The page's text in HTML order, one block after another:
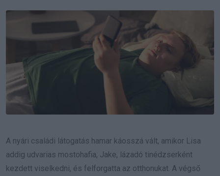
Email
A nyári családi látogatás hamar káosszá vált, amikor Lisa
addig udvarias mostohafia, Jake, lázadó tinédzserként
kezdett viselkedni, és felforgatta az otthonukat. A végső